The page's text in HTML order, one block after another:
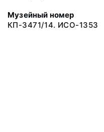
Музейный номер
КП-3471/14. ИСО-1353